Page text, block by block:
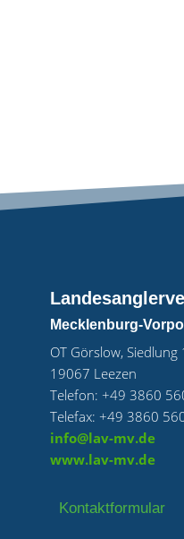
Mecklenburg-
OT Görslow, Siedlung
19067 Leezen
Telefon: +49 3860
Telefax: +49 3860
info@lav-mv.de
www.lav-mv.de
Kontaktformular